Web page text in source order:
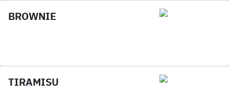
BROWNIE
TIRAMISU